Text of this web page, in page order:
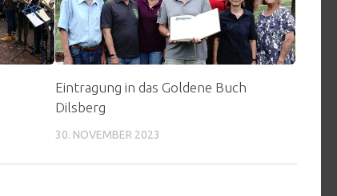
Eintragung in das Goldene Buch
Dilsberg
30. NOVEMBER 2023